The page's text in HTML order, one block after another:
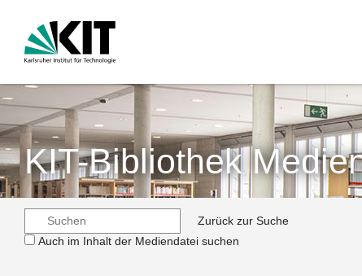
KIT-Bibliothek
Zurück zur Suche
Auch im Inhalt der Mediendatei suchen